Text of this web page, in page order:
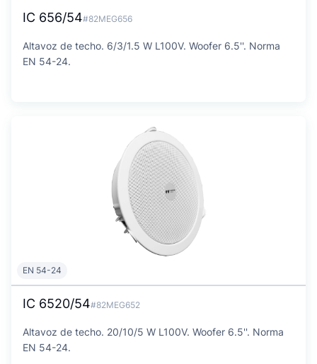
IC 656/54#82MEG656
Altavoz de techo. 6/3/1.5 W L100V. Woofer 6.5''. Norma
EN 54-24.
EN 54-24
IC 6520/54#82MEG652
Altavoz de techo. 20/10/5 W L100V. Woofer 6.5''. Norma
EN 54-24.